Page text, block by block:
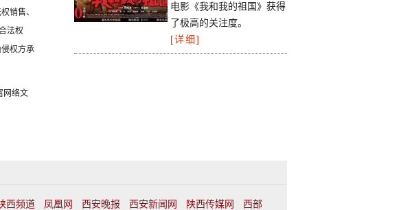
销售、
法权
权方承
网络文
电影《我和我的祖国》获得
了极高的关注度。
[详细]
西频道 凤凰网 西安晚报 西安新闻网 陕西传媒网
西部